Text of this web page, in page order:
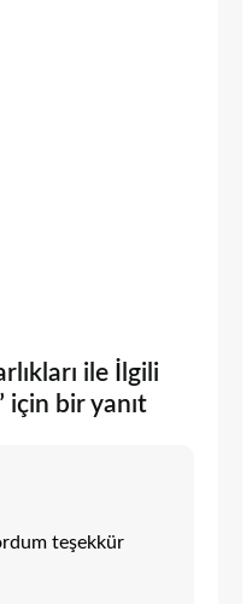
ile İlgili
için bir yanıt
teşekkür